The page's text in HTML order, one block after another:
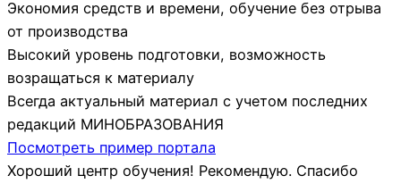
Экономия средств и времени, обучение без отрыва
от производства
Высокий уровень подготовки, возможность
возращаться к материалу
Всегда актуальный материал с учетом последних
редакций МИНОБРАЗОВАНИЯ
Посмотреть пример портала
Хороший центр обучения! Рекомендую. Спасибо